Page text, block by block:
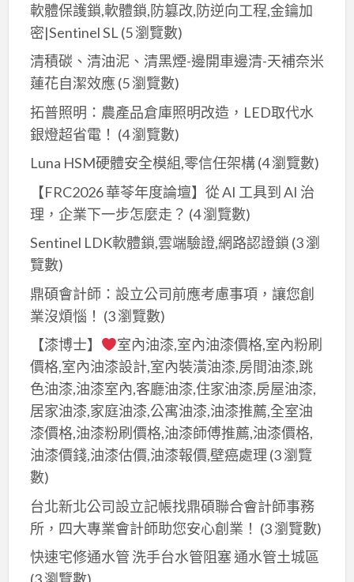
軟體保護鎖,軟體鎖,防篡改,防逆向工程,金鑰加
密|Sentinel SL (5 瀏覽數)
清積碳、清油泥、清黑煙-邊開車邊清-天補奈米
蓮花自潔效應(5 瀏覽數)
拓普照明：農產品倉庫照明改造，LED取代水
銀燈超省電！ (4 瀏覽數)
Luna HSM硬體安全模組,零信任架構(4 瀏覽數)
【FRC2026 華苓年度論壇】從 AI 工具到 AI 治
理，企業下一步怎麼走？ (4 瀏覽數)
Sentinel LDK軟體鎖,雲端驗證,網路認證鎖 (3 瀏
覽數)
鼎碩會計師：設立公司前應考慮事項，讓您創
業沒煩惱！ (3 瀏覽數)
【漆博士】
室內油漆,室內油漆價格,室內粉刷
價格,室內油漆設計,室內裝潢油漆,房間油漆,跳
色油漆,油漆室內,客廳油漆,住家油漆,房屋油漆,
居家油漆,家庭油漆,公寓油漆,油漆推薦,全室油
漆價格,油漆粉刷價格,油漆師傅推薦,油漆價格,
油漆價錢,油漆估價,油漆報價,壁癌處理 (3 瀏覽
數)
台北新北公司設立記帳找鼎碩聯合會計師事務
所，四大專業會計師助您安心創業！ (3 瀏覽數)
快速宅修通水管 洗手台水管阻塞 通水管土城區